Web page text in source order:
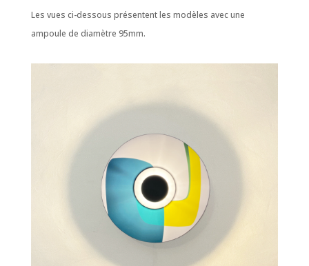
Les vues ci-dessous présentent les modèles avec une
ampoule de diamètre 95mm.